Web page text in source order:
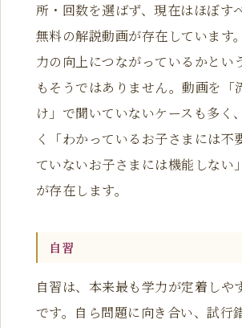
所・回数を選ばず、現在はほぼす
無料の解説動画が存在しています
力の向上につながっているかとい
もそうではありません。動画を「
け」で聞いていないケースも多く
く「わかっているお子さまには不
ていないお子さまには機能しない
が存在します。
自習
自習は、本来最も学力が定着しや
です。自ら問題に向き合い、試行